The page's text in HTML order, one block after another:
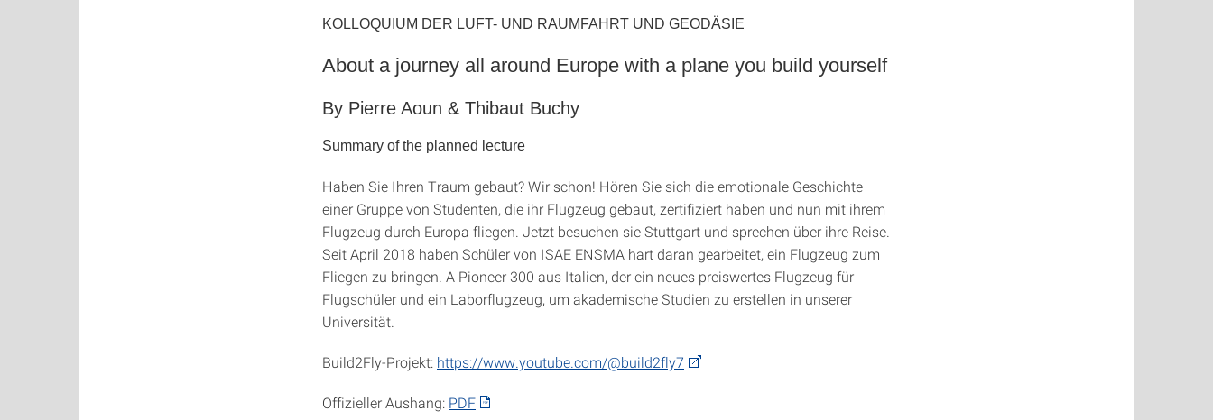
KOLLOQUIUM DER LUFT- UND RAUMFAHRT UND GEODÄSIE
About a journey all around Europe with a plane you build yourself
By Pierre Aoun & Thibaut Buchy
Summary of the planned lecture
Haben Sie Ihren Traum gebaut? Wir schon! Hören Sie sich die emotionale Geschichte
einer Gruppe von Studenten, die ihr Flugzeug gebaut, zertifiziert haben und nun mit ihrem
Flugzeug durch Europa fliegen. Jetzt besuchen sie Stuttgart und sprechen über ihre Reise.
Seit April 2018 haben Schüler von ISAE ENSMA hart daran gearbeitet, ein Flugzeug zum
Fliegen zu bringen. A Pioneer 300 aus Italien, der ein neues preiswertes Flugzeug für
Flugschüler und ein Laborflugzeug, um akademische Studien zu erstellen in unserer
Universität.
Build2Fly-Projekt: https://www.youtube.com/@build2fly7
Offizieller Aushang: PDF